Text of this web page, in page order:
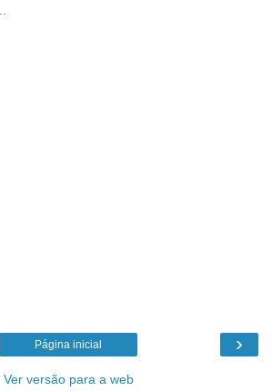
›
Página inicial
Ver versão para a web